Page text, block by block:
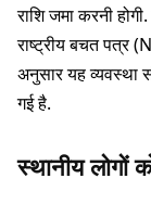
राशि जमा करनी
राष्ट्रीय बचत पत्र
अनुसार यह व्यवस्था
गई है.
स्थानीय लोगों